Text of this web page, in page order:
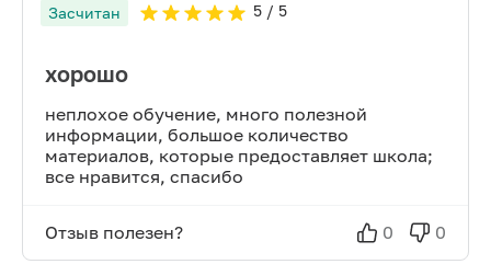
Засчитан 5/ 5
хорошо
неплохое обучение, много полезной
информации, большое количество
материалов, которые предоставляет школа;
все нравится, спасибо
Отзыв полезен? 0 0